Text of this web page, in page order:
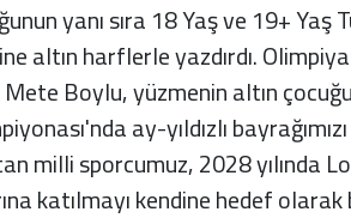
yanı sıra 18 Yaş ve 19+ Yaş
altın harflerle yazdırdı.
Boylu, yüzmenin altın
ay-yıldızlı
milli sporcumuz, 2028 yılında
katılmayı kendine hedef